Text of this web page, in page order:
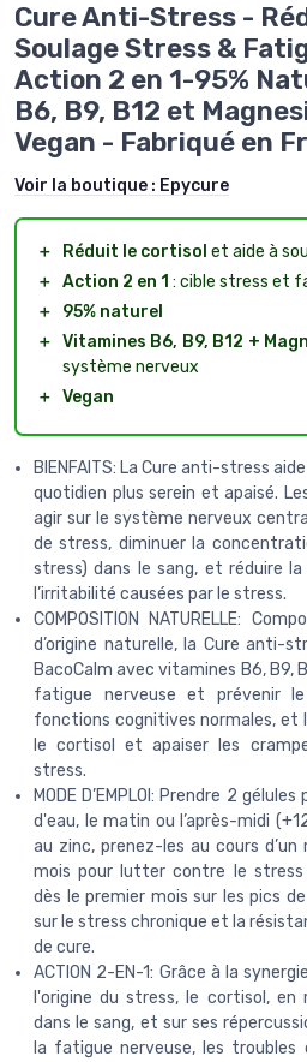
Cure Anti-Stress -
Soulage Stress &
Action 2 en 1-95%
B6, B9, B12 et
Vegan - Fabriqué en
Voir la boutique : Epycure
＋ Réduit le cortisol et aide à
＋ Action 2 en 1 : cible stress et
＋
95% naturel
＋ Vitamines B6, B9, B12 +
système nerveux
＋ Vegan
BIENFAITS: La Cure anti-stress
quotidien plus serein et apaisé.
agir sur le système nerveux
de stress, diminuer la
stress) dans le sang, et réduire
l’irritabilité causées par le stress.
COMPOSITION NATURELLE:
d’origine naturelle, la Cure anti-
BacoCalm avec vitamines B6, B9,
fatigue nerveuse et prévenir
fonctions cognitives normales, et
le cortisol et apaiser les
stress.
MODE D’EMPLOI: Prendre 2
d'eau, le matin ou l’après-midi
au zinc, prenez-les au cours
mois pour lutter contre le stress
dès le premier mois sur les pics
sur le stress chronique et la
de cure.
ACTION 2-EN-1: Grâce à la
l'origine du stress, le cortisol,
dans le sang, et sur ses
la fatigue nerveuse, les